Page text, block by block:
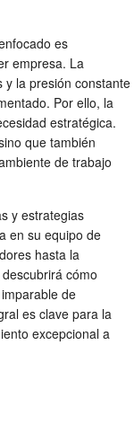
es
empresa. La
y la presión constante
Por ello, la
estratégica.
que también
de trabajo
y estrategias
en su equipo de
hasta la
cómo
de
es clave para la
excepcional a